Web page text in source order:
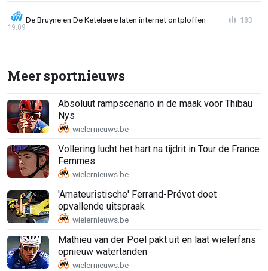
De Bruyne en De Ketelaere laten internet ontploffen
19:09
183
Meer sportnieuws
Absoluut rampscenario in de maak voor Thibau
Nys
Vollering lucht het hart na tijdrit in Tour de France
Femmes
'Amateuristische' Ferrand-Prévot doet
opvallende uitspraak
Mathieu van der Poel pakt uit en laat wielerfans
opnieuw watertanden